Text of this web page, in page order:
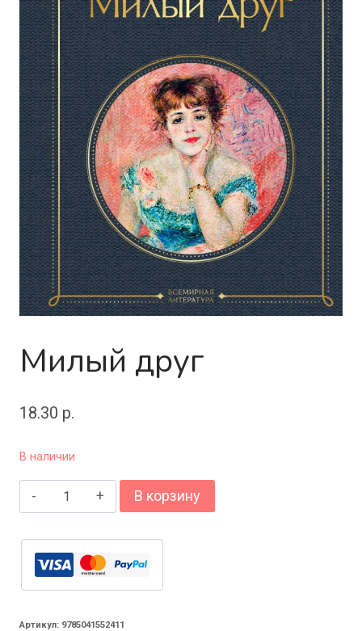
Милый друг
18.30 р.
В наличии
Количество
Милый
друг
В корзину
Артикул: 9785041552411